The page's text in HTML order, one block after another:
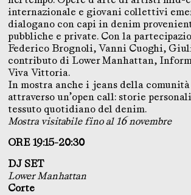
internazionale e giovani collettivi
dialogano con capi in denim
pubbliche e private. Con la
Federico Brognoli, Vanni Cuoghi,
contributo di Lower Manhattan,
Viva Vittoria.
In mostra anche i jeans della
attraverso un’open call: storie
tessuto quotidiano del denim.
Mostra visitabile fino al 16 novembre
ORE 19:15-20:30
DJ SET
Lower Manhattan
Corte